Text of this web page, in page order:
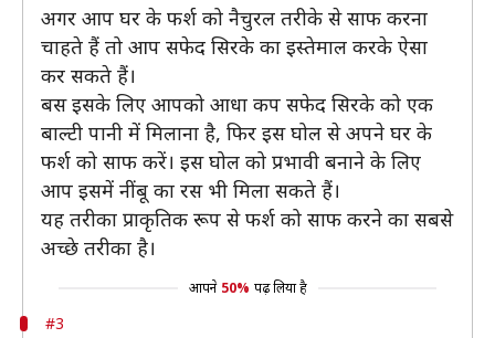
अगर आप घर के फर्श को नैचुरल तरीके से साफ करना
चाहते हैं तो आप सफेद सिरके का इस्तेमाल करके ऐसा
कर सकते हैं।
बस इसके लिए आपको आधा कप सफेद सिरके को एक
बाल्टी पानी में मिलाना है, फिर इस घोल से अपने घर के
फर्श को साफ करें। इस घोल को प्रभावी बनाने के लिए
आप इसमें नींबू का रस भी मिला सकते हैं।
यह तरीका प्राकृतिक रूप से फर्श को साफ करने का सबसे
अच्‍छे तरीका है।
आपने 50% पढ़ लिया है
#3